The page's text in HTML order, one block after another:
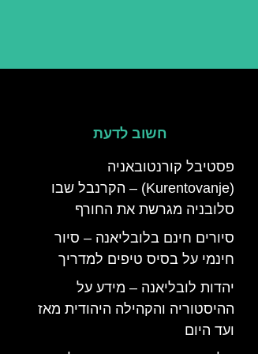
חשוב לדעת
פסטיבל קורנטובאניה
(Kurentovanje) – הקרנבל שבו
סלובניה מגרשת את החורף
סיורים חינם בלובליאנה – סיור
חינמי על בסיס טיפים למדריך
יהדות לובליאנה – מידע על
ההיסטוריה והקהילה היהודית מאז
ועד היום